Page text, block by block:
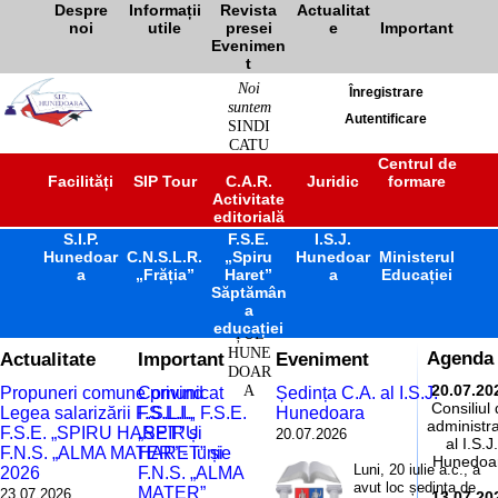
Despre
noi
Informații
utile
Revista
presei
Actualitat
e
Important
Evenimen
t
Înregistrare
Autentificare
Noi
suntem
SINDI
CATU
ÎNVĂ
ȚĂM
ÂNT
PREU
NIVE
RSITA
R
JUDE
ȚUL
HUNE
DOAR
A
Facilități SIP Tour C.A.R. Juridic
Centrul de
formare
Activitate
editorială
S.I.P.
Hunedoar
a
C.N.S.L.R.
„Frăția”
F.S.E.
„Spiru
Haret”
I.S.J.
Hunedoar
a
Ministerul
Educației
Săptămân
a
educației
Agenda
Consiliul
al I.S.J.
Actualitate
Propuneri comune privind
Legea salarizării F.S.L.I.,
F.S.E. „SPIRU HARET” și
F.N.S. „ALMA MATER” - iunie
2026
23.07.2026
Important
Comunicat
F.S.L.I., F.S.E.
„SPIRU
HARET” și
F.N.S. „ALMA
MATER”
Eveniment
Ședința C.A. al I.S.J.
Hunedoara
20.07.2026
Luni, 20 iulie a.c., a
avut loc ședința de